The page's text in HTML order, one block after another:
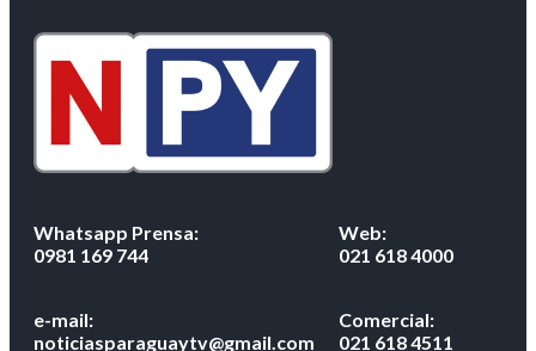
Whatsapp Prensa:
0981 169 744
Web:
021 618 4000
e-mail:
noticiasparaguaytv@gmail.com
Comercial:
021 618 4511